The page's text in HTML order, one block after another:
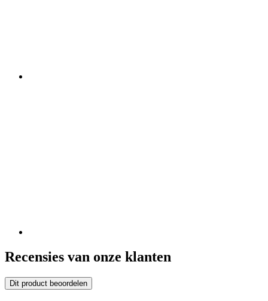
Recensies van onze klanten
Dit product beoordelen